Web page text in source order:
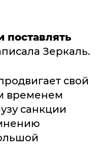
поставлять
Зеркаль.
свой
временем
санкции